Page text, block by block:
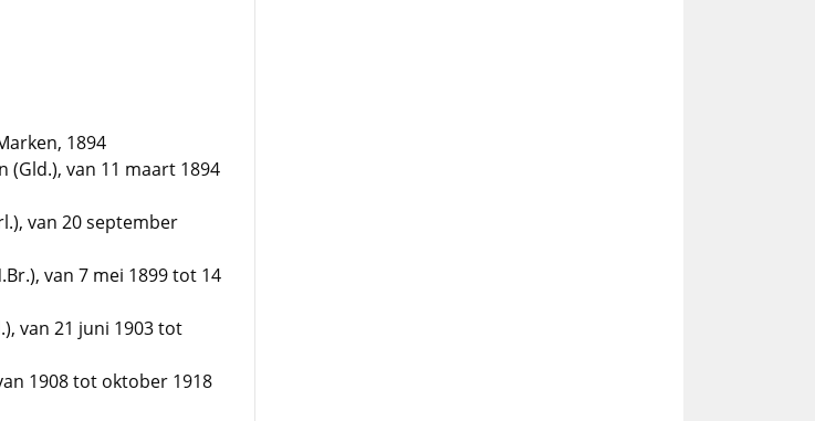
1894
van 11 maart 1894
van 20 september
van 7 mei 1899 tot 14
van 21 juni 1903 tot
1908 tot oktober 1918